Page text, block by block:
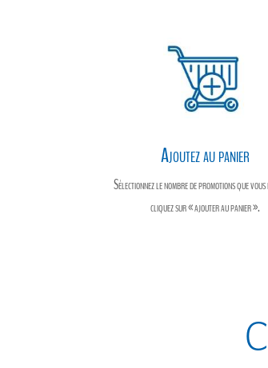
Ajoutez au panier
Sélectionnez le nombre de promotions que
cliquez sur « ajouter au panier ».